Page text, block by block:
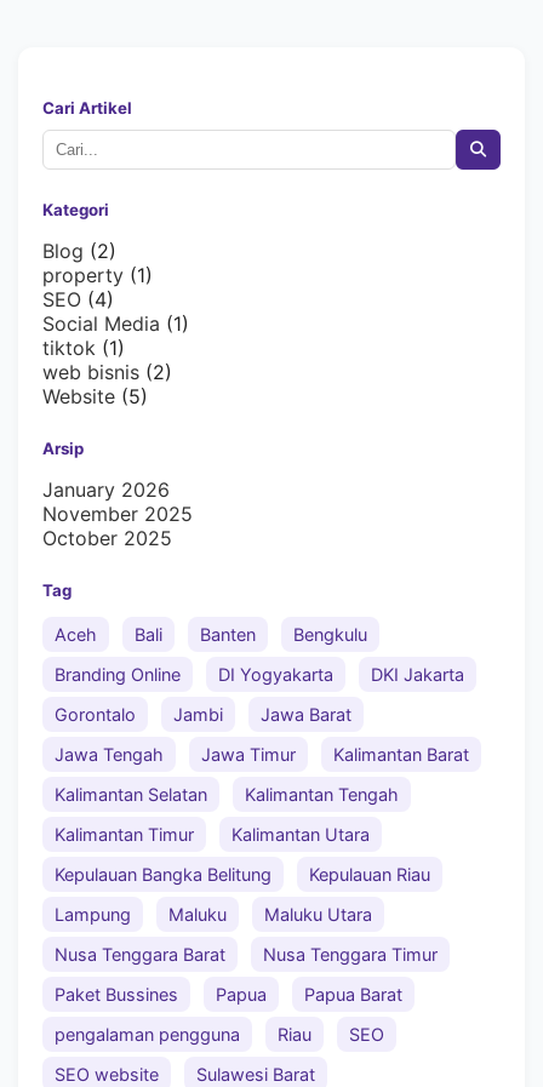
Cari Artikel
Kategori
Blog (2)
property (1)
SEO (4)
Social Media (1)
tiktok (1)
web bisnis (2)
Website (5)
Arsip
January 2026
November 2025
October 2025
Tag
Aceh Bali Banten
Bengkulu
Branding Online
DI Yogyakarta
DKI Jakarta
Gorontalo
Jambi
Jawa Barat
Jawa Tengah
Jawa Timur
Kalimantan Barat
Kalimantan Selatan
Kalimantan Tengah
Kalimantan Timur
Kalimantan Utara
Kepulauan Bangka Belitung
Kepulauan Riau
Lampung
Maluku
Maluku Utara
Nusa Tenggara Barat
Nusa Tenggara Timur
Paket Bussines
Papua
Papua Barat
pengalaman pengguna
Riau
SEO
SEO website
Sulawesi Barat